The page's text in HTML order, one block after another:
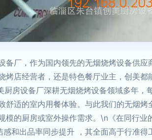
厂，作为国内领先的无烟烧烤设备供应
店经营者，还是特色餐厅业主，创美
房设备厂深耕无烟烧烤设备领域多年，
适的室内用餐体验。与此我们的无烟烤
的厨房或室外操作需求。\n《在同行
和出品率同步提升 ，其全面高于行准